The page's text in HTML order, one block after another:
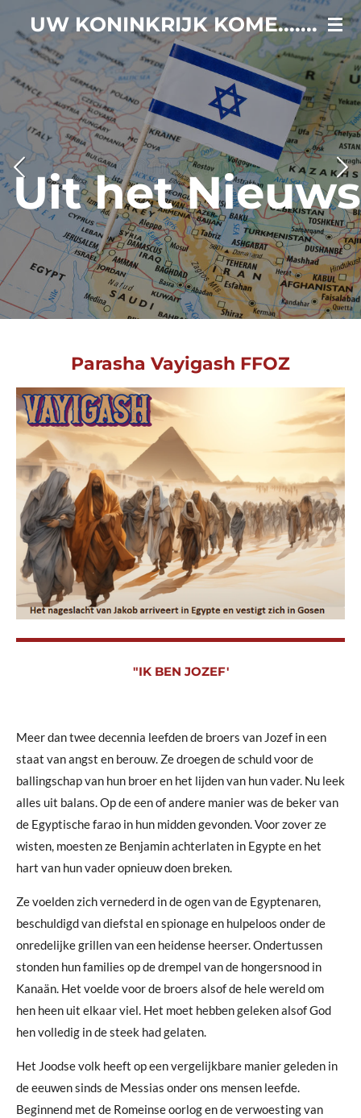
direct
naar
de
hoofdinhoud
UW KONINKRIJK KOME.......
Uit het Nieuws
Parasha Vayigash FFOZ
"IK BEN JOZEF'
Meer dan twee decennia leefden de broers van Jozef in een
staat van angst en berouw. Ze droegen de schuld voor de
ballingschap van hun broer en het lijden van hun vader. Nu leek
alles uit balans. Op de een of andere manier was de beker van
de Egyptische farao in hun midden gevonden. Voor zover ze
wisten, moesten ze Benjamin achterlaten in Egypte en het
hart van hun vader opnieuw doen breken.
Ze voelden zich vernederd in de ogen van de Egyptenaren,
beschuldigd van diefstal en spionage en hulpeloos onder de
onredelijke grillen van een heidense heerser. Ondertussen
stonden hun families op de drempel van de hongersnood in
Kanaän. Het voelde voor de broers alsof de hele wereld om
hen heen uit elkaar viel. Het moet hebben geleken alsof God
hen volledig in de steek had gelaten.
Het Joodse volk heeft op een vergelijkbare manier geleden in
de eeuwen sinds de Messias onder ons mensen leefde.
Beginnend met de Romeinse oorlog en de verwoesting van